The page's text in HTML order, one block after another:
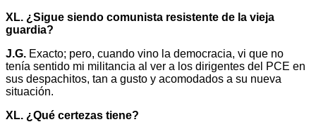
XL. ¿Sigue siendo comunista resistente de la vieja
guardia?
J.G. Exacto; pero, cuando vino la democracia, vi que no
tenía sentido mi militancia al ver a los dirigentes del PCE en
sus despachitos, tan a gusto y acomodados a su nueva
situación.
XL. ¿Qué certezas tiene?